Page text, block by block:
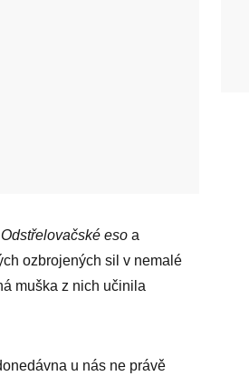
Odstřelovačské eso a
ozbrojených sil v nemalé
muška z nich učinila
u nás ne právě